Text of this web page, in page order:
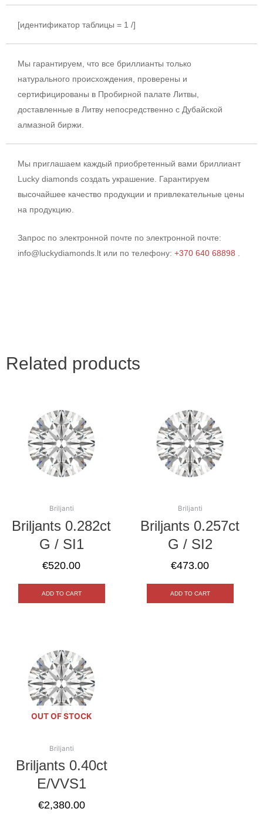
[идентификатор таблицы = 1 /]
Мы гарантируем, что все бриллианты только
натурального происхождения, проверены и
сертифицированы в Пробирной палате Литвы,
доставленные в Литву непосредственно с Дубайской
алмазной биржи.
Мы приглашаем каждый приобретенный вами бриллиант
Lucky diamonds создать украшение. Гарантируем
высочайшее качество продукции и привлекательные цены
на продукцию.
Запрос по электронной почте по электронной почте:
info@luckydiamonds.lt или по телефону: +370 640 68898
Related products
Briljanti
Briljants 0.282ct
G / SI1
€520.00
ADD TO CART
Briljanti
Briljants 0.257ct
G / SI2
€473.00
ADD TO CART
OUT OF STOCK
Briljanti
Briljants 0.40ct
E/VVS1
€2,380.00